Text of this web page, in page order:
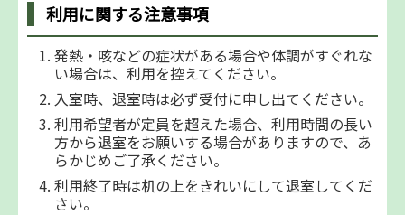
利用に関する注意事項
発熱・咳などの症状がある場合や体調がすぐれな
い場合は、利用を控えてください。
入室時、退室時は必ず受付に申し出てください。
利用希望者が定員を超えた場合、利用時間の長い
方から退室をお願いする場合がありますので、あ
らかじめご了承ください。
利用終了時は机の上をきれいにして退室してくだ
さい。